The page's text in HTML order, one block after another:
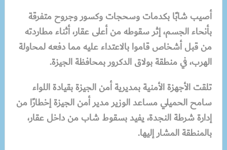
أصيب شابًا بكدمات وسحجات وكسور وجروح متفرقة
بأنحاء الجسم، إثر سقوطه من أعلى عقار، أثناء مطاردته
من قبل أشخاص قاموا بالاعتداء عليه مما دفعه لمحاولة
الهرب، في منطقة بولاق الدكرور بمحافظة الجيزة.
تلقت الأجهزة الأمنية بمديرية أمن الجيزة بقيادة اللواء
سامح الحميلي مساعد الوزير مدير أمن الجيزة إخطارًا من
إدارة شرطة النجدة، يفيد بسقوط شاب من داخل عقار،
بالمنطقة المشار إليها.